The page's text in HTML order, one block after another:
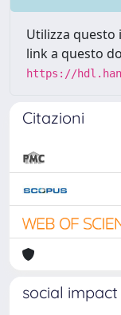
Utilizza
link a questo
https://
Citazioni
social impact